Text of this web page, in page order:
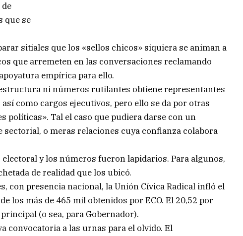
que se
sitiales que los «sellos chicos» siquiera se animan a
que arremeten en las conversaciones reclamando
empírica para ello.
ni números rutilantes obtiene representantes
como cargos ejecutivos, pero ello se da por otras
políticas». Tal el caso que pudiera darse con un
o meras relaciones cuya confianza colabora
y los números fueron lapidarios. Para algunos,
de realidad que los ubicó.
con presencia nacional, la Unión Cívica Radical infló el
los más de 465 mil obtenidos por ECO. El 20,52 por
(o sea, para Gobernador).
convocatoria a las urnas para el olvido. El